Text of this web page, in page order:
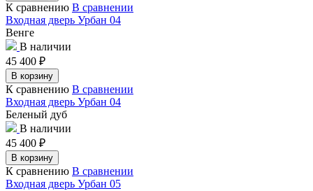
К сравнению В сравнении
Входная дверь Урбан 04
Венге
В наличии
45 400 ₽
В корзину
К сравнению В сравнении
Входная дверь Урбан 04
Беленый дуб
В наличии
45 400 ₽
В корзину
К сравнению В сравнении
Входная дверь Урбан 05